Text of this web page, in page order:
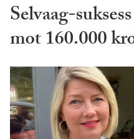
Selvaag-
mot 160.000